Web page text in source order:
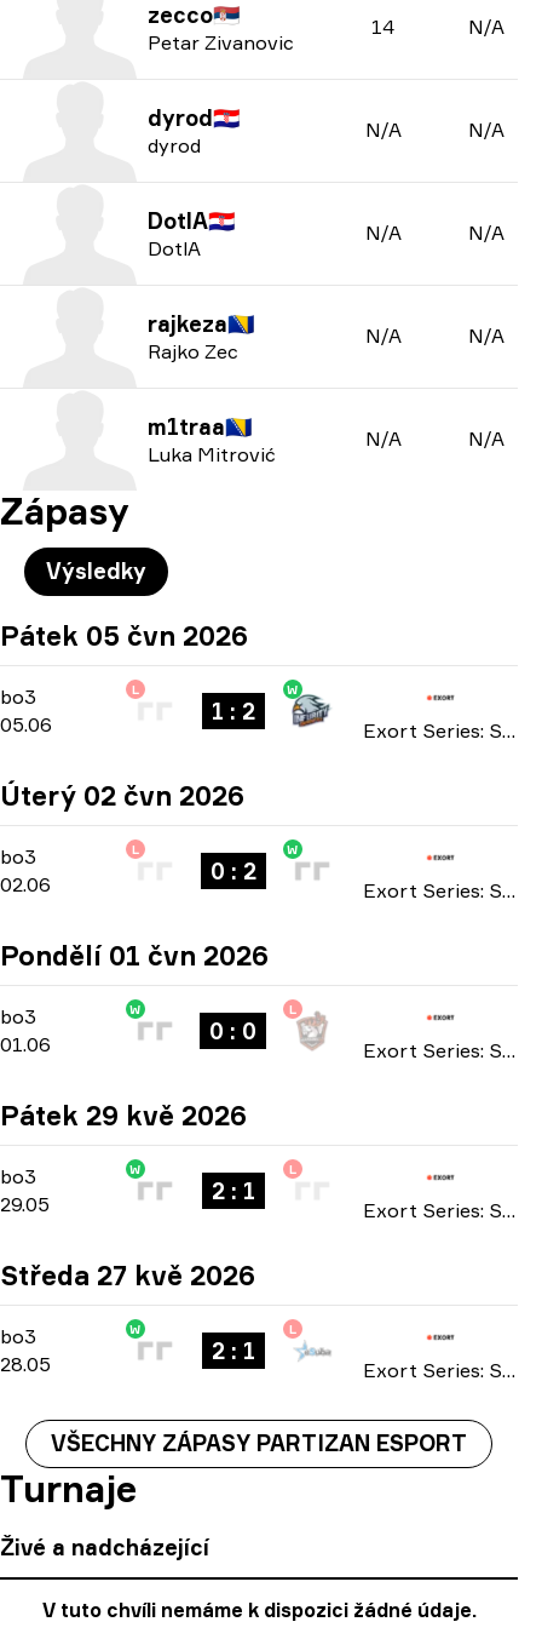
zecco🇷🇸
Petar Zivanovic
14 N/A
dyrod🇭🇷
dyrod
N/A N/A
DotlA🇭🇷
DotlA
N/A N/A
rajkeza🇧🇦
Rajko Zec
N/A N/A
m1traa🇧🇦
Luka Mitrović
N/A N/A
Zápasy
Výsledky
Pátek 05 čvn 2026
bo3 -bo3
05.06
L
1 : 2
W
Exort Series: Season 27 2026
Úterý 02 čvn 2026
bo3 Main Stage-
02.06
L
0 : 2
W
Exort Series: Season 27 2026
Pondělí 01 čvn 2026
bo3 Main Stage-
01.06
W
0 : 0
L
Exort Series: Season 27 2026
Pátek 29 kvě 2026
bo3 Main Stage-
29.05
W
2 : 1
L
Exort Series: Season 27 2026
Středa 27 kvě 2026
bo3 Main Stage-
28.05
W
2 : 1
L
Exort Series: Season 27 2026
VŠECHNY ZÁPASY PARTIZAN ESPORT
Turnaje
Živé a nadcházející
V tuto chvíli nemáme k dispozici žádné údaje.